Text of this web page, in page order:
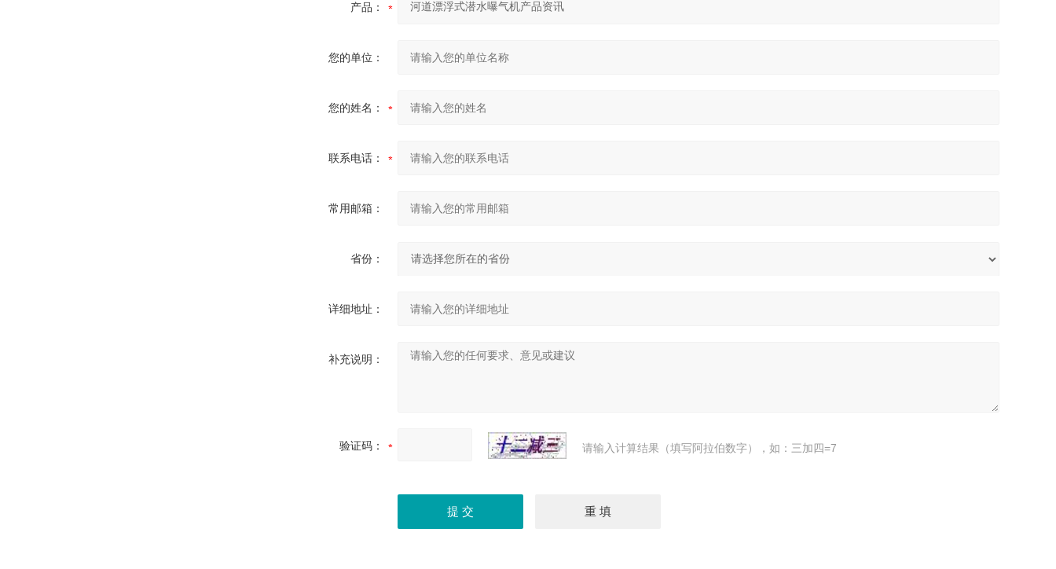
产品：
您的单位：
您的姓名：
联系电话：
常用邮箱：
省份：
详细地址：
补充说明：
验证码： 请输入计算结果（填写阿拉伯数字），如：三加四=7